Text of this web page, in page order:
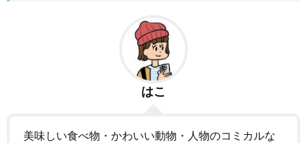
はこ
美味しい食べ物・かわいい動物・人物のコミカルな